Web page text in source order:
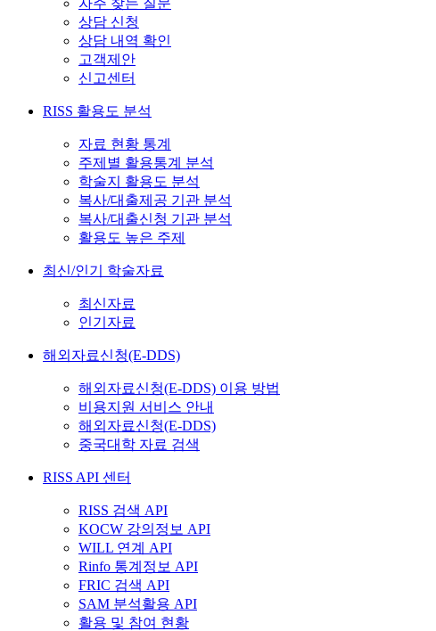
자주 찾는 질문
상담 신청
상담 내역 확인
고객제안
신고센터
RISS 활용도 분석
자료 현황 통계
주제별 활용통계 분석
학술지 활용도 분석
복사/대출제공 기관 분석
복사/대출신청 기관 분석
활용도 높은 주제
최신/인기 학술자료
최신자료
인기자료
해외자료신청(E-DDS)
해외자료신청(E-DDS) 이용 방법
비용지원 서비스 안내
해외자료신청(E-DDS)
중국대학 자료 검색
RISS API 센터
RISS 검색 API
KOCW 강의정보 API
WILL 연계 API
Rinfo 통계정보 API
FRIC 검색 API
SAM 분석활용 API
활용 및 참여 현황